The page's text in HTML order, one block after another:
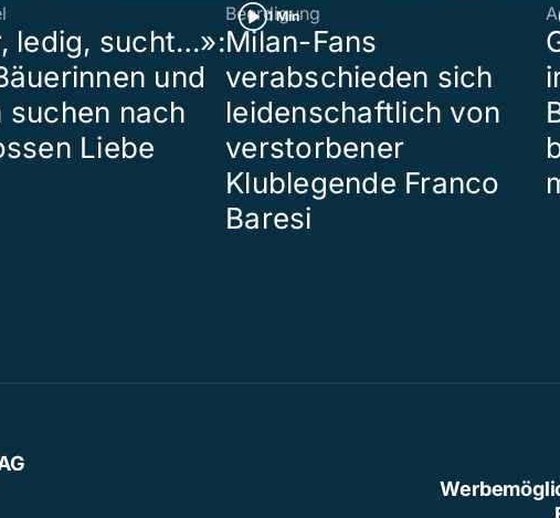
ledig, sucht…»:
und
suchen nach
Liebe
1 Min
Beerdigung
Milan-Fans
verabschieden sich
leidenschaftlich von
verstorbener
Klublegende Franco
Baresi